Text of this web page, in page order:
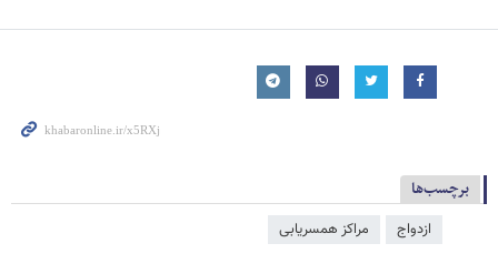
برچسب‌ها
ازدواج مراکز همسریابی